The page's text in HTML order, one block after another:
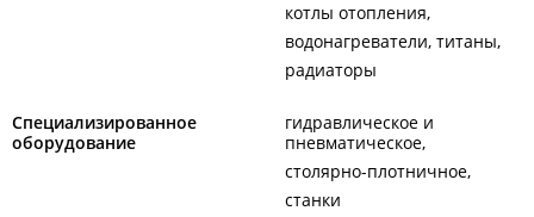
котлы отопления
водонагреватели, титаны
радиаторы
Специализированное
оборудование
гидравлическое и
пневматическое
столярно-плотничное
станки